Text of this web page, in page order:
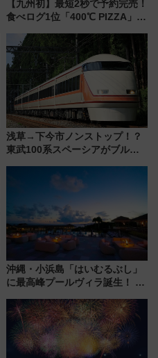
【九州初】最短2秒で予約完売！
食べログ1位「400℃ PIZZA」が
プン。もつ鍋風など限定メニュ
ーも
浅草→下今市ノンストップ！？
東武100系スペーシアがブルー
ー当時の停車駅」を再現 運転
沖縄・小浜島「はいむるぶし」
に最高峰プールヴィラ誕生！ 石
美旅「何もしない贅沢」を体験
してみない？